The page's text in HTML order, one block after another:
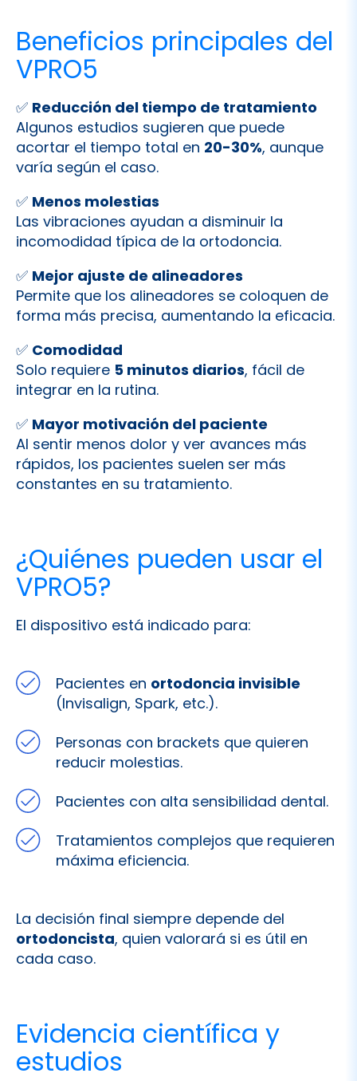
Beneficios principales del
VPRO5
✅ Reducción del tiempo de tratamiento
Algunos estudios sugieren que puede
acortar el tiempo total en 20-30%, aunque
varía según el caso.
✅ Menos molestias
Las vibraciones ayudan a disminuir la
incomodidad típica de la ortodoncia.
✅ Mejor ajuste de alineadores
Permite que los alineadores se coloquen de
forma más precisa, aumentando la eficacia.
✅ Comodidad
Solo requiere 5 minutos diarios, fácil de
integrar en la rutina.
✅ Mayor motivación del paciente
Al sentir menos dolor y ver avances más
rápidos, los pacientes suelen ser más
constantes en su tratamiento.
¿Quiénes pueden usar el
VPRO5?
El dispositivo está indicado para:
Pacientes en ortodoncia invisible
(Invisalign, Spark, etc.).
Personas con brackets que quieren
reducir molestias.
Pacientes con alta sensibilidad dental.
Tratamientos complejos que requieren
máxima eficiencia.
La decisión final siempre depende del
ortodoncista, quien valorará si es útil en
cada caso.
Evidencia científica y
estudios